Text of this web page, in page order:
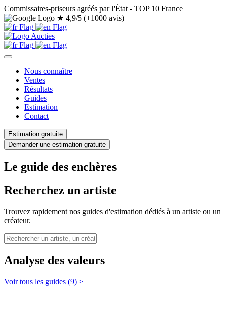
Commissaires-priseurs agréés par l'État - TOP 10 France
★ 4,9/5 (+1000 avis)
Nous connaître
Ventes
Résultats
Guides
Estimation
Contact
Estimation gratuite
Demander une estimation gratuite
Le guide des enchères
Recherchez un artiste
Trouvez rapidement nos guides d'estimation dédiés à un artiste ou un
créateur.
Analyse des valeurs
Voir tous les guides (9) >